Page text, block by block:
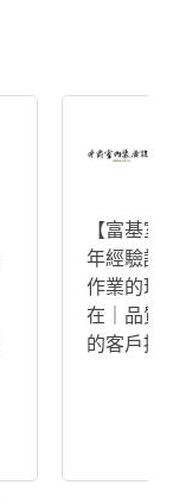
【富基
年經驗認
作業的理
在｜品質
的客戶提